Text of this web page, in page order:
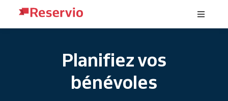
Planifiez vos
bénévoles